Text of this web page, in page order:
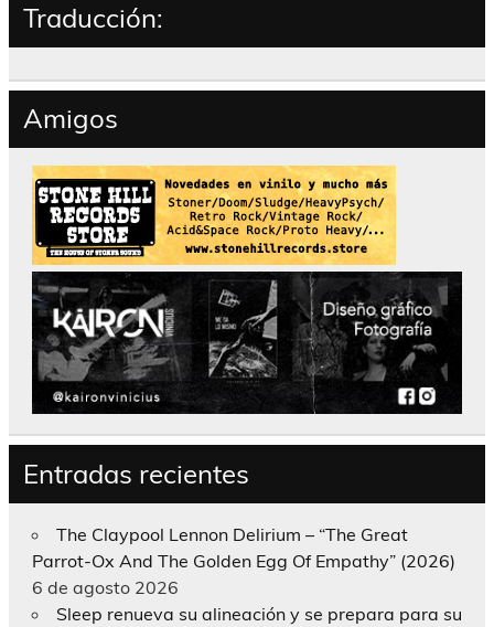
Traducción:
Amigos
Entradas recientes
The Claypool Lennon Delirium – “The Great
Parrot-Ox And The Golden Egg Of Empathy” (2026)
6 de agosto 2026
Sleep renueva su alineación y se prepara para su